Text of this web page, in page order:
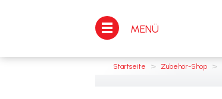
MENÜ
Startseite > Zubehör-Shop >